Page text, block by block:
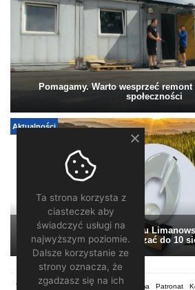
Pomagamy. Warto wesprzeć
społeczności
Aktualności
„Turystyczna Perła Powiatu
można zgłaszać do 10
Regulamin Redakcja Reklama Patronat
Ta strona korzysta z
ciasteczek aby
świadczyć usługi na
najwyższym poziomie.
Dalsze korzystanie ze
strony oznacza, że
zgadzasz się na ich